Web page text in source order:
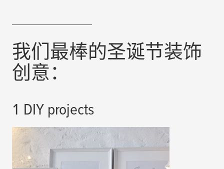
我们最棒的圣诞节装饰
创意：
1 DIY projects